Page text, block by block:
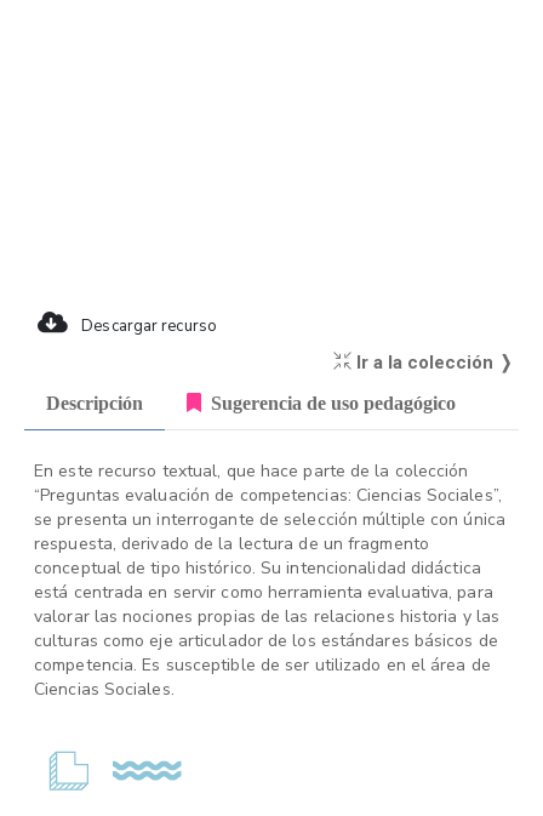
Descargar recurso
Ir a la colección ❭
Descripción Sugerencia de uso pedagógico
En este recurso textual, que hace parte de la colección
“Preguntas evaluación de competencias: Ciencias Sociales”,
se presenta un interrogante de selección múltiple con única
respuesta, derivado de la lectura de un fragmento
conceptual de tipo histórico. Su intencionalidad didáctica
está centrada en servir como herramienta evaluativa, para
valorar las nociones propias de las relaciones historia y las
culturas como eje articulador de los estándares básicos de
competencia. Es susceptible de ser utilizado en el área de
Ciencias Sociales.